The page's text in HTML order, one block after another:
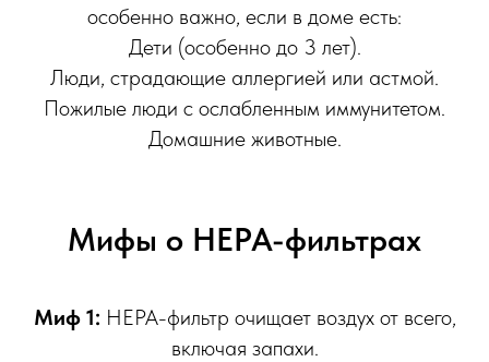
особенно важно, если в доме есть:
Дети (особенно до 3 лет).
Люди, страдающие аллергией или астмой.
Пожилые люди с ослабленным иммунитетом.
Домашние животные.
Мифы о HEPA-фильтрах
Миф 1: HEPA-фильтр очищает воздух от всего,
включая запахи.